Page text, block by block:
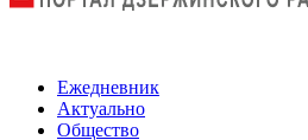
Ежедневник
Актуально
Общество